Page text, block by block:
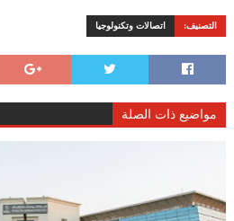
التصنيف: اتصالات وتكنولوجيا
مواضيع ذات الصلة